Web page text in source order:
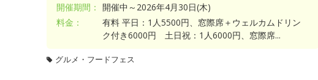
開催期間：
開催中～2026年4月30日(木)
料金：
有料 平日：1人5500円、窓際席＋ウェルカムドリン
ク付き6000円 土日祝：1人6000円、窓際席...
グルメ・フードフェス